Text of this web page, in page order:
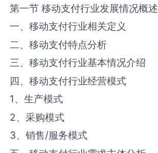
第一节 移动支付行业发展情况概述
一、移动支付行业相关定义
二、移动支付特点分析
三、移动支付行业基本情况介绍
四、移动支付行业经营模式
1、生产模式
2、采购模式
3、销售/服务模式